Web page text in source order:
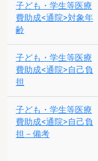
子ども・学生等医療
費助成<通院>対象年
齢
子ども・学生等医療
費助成<通院>自己負
担
子ども・学生等医療
費助成<通院>自己負
担－備考